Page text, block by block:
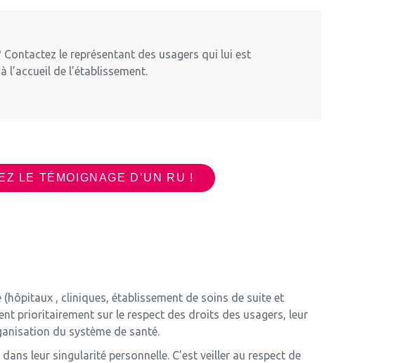
Contactez le représentant des usagers qui lui est
de l’établissement.
LE TÉMOIGNAGE D’UN RU !
(hôpitaux , cliniques, établissement de soins de suite et
prioritairement sur le respect des droits des usagers, leur
du système de santé.
leur singularité personnelle. C’est veiller au respect de